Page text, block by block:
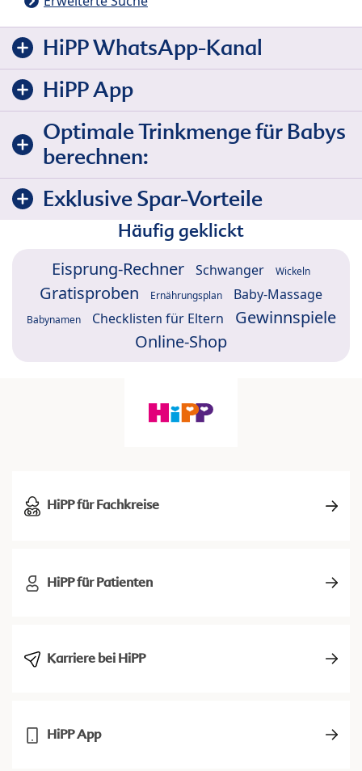
HiPP WhatsApp-Kanal
HiPP App
Optimale Trinkmenge für Babys
berechnen:
Exklusive Spar-Vorteile
Häufig geklickt
Eisprung-Rechner Schwanger Wickeln
Gratisproben Ernährungsplan Baby-Massage
Babynamen Checklisten für Eltern
Gewinnspiele
Online-Shop
HiPP für Fachkreise
HiPP für Patienten
Karriere bei HiPP
HiPP App